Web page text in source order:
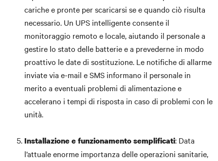
cariche e pronte per scaricarsi se e quando ciò risulta
necessario. Un UPS intelligente consente il
monitoraggio remoto e locale, aiutando il personale a
gestire lo stato delle batterie e a prevederne in modo
proattivo le date di sostituzione. Le notifiche di allarme
inviate via e-mail e SMS informano il personale in
merito a eventuali problemi di alimentazione e
accelerano i tempi di risposta in caso di problemi con le
unità.
Installazione e funzionamento semplificati: Data
l’attuale enorme importanza delle operazioni sanitarie,